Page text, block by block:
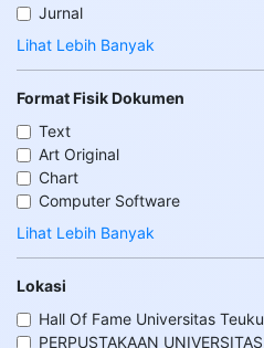
Jurnal
Lihat Lebih Banyak
Format Fisik Dokumen
Text
Art Original
Chart
Computer Software
Lihat Lebih Banyak
Lokasi
Hall Of Fame Universitas
PERPUSTAKAAN